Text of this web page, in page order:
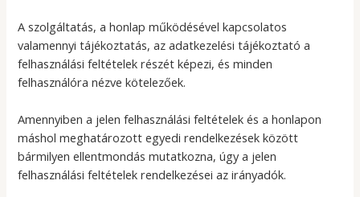
A szolgáltatás, a honlap működésével kapcsolatos
valamennyi tájékoztatás, az adatkezelési tájékoztató a
felhasználási feltételek részét képezi, és minden
felhasználóra nézve kötelezőek.
Amennyiben a jelen felhasználási feltételek és a honlapon
máshol meghatározott egyedi rendelkezések között
bármilyen ellentmondás mutatkozna, úgy a jelen
felhasználási feltételek rendelkezései az irányadók.